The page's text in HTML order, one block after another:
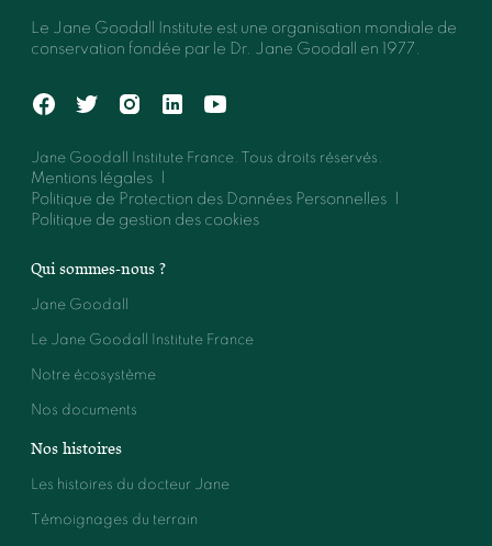
Le Jane Goodall Institute est une organisation mondiale de
conservation fondée par le Dr. Jane Goodall en 1977.
Jane Goodall Institute France. Tous droits réservés.
Mentions légales
Politique de Protection des Données Personnelles
Politique de gestion des cookies
Qui sommes-nous ?
Jane Goodall
Le Jane Goodall Institute France
Notre écosystème
Nos documents
Nos histoires
Les histoires du docteur Jane
Témoignages du terrain